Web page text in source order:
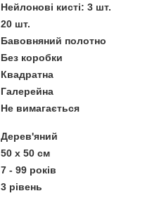
Нейлонові кисті: 3 шт.
20 шт.
Бавовняний полотно
Без коробки
Квадратна
Галерейна
Не вимагається
Дерев'яний
50 х 50 см
7 - 99 років
3 рівень